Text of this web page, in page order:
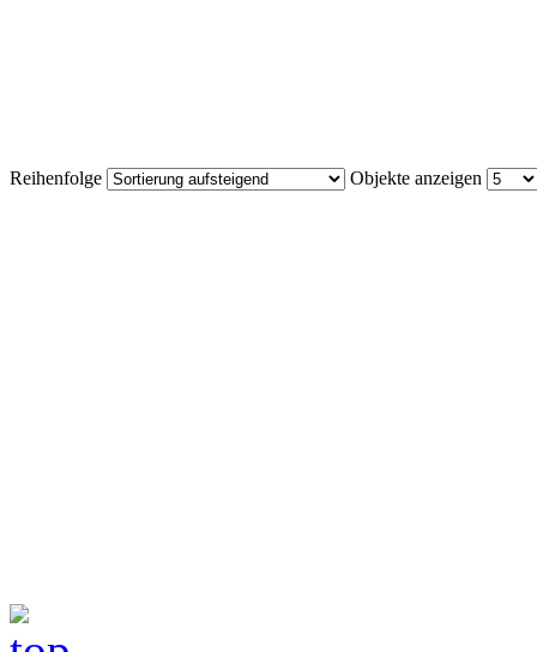
Reihenfolge Objekte anzeigen